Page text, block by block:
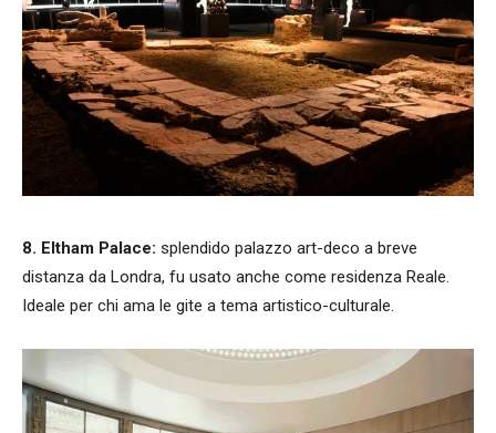
8. Eltham Palace: splendido palazzo art-deco a breve
distanza da Londra, fu usato anche come residenza Reale.
Ideale per chi ama le gite a tema artistico-culturale.